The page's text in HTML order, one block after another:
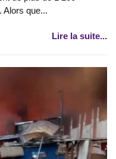
Alors que...
Lire la suite...